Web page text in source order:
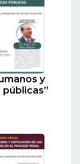
y